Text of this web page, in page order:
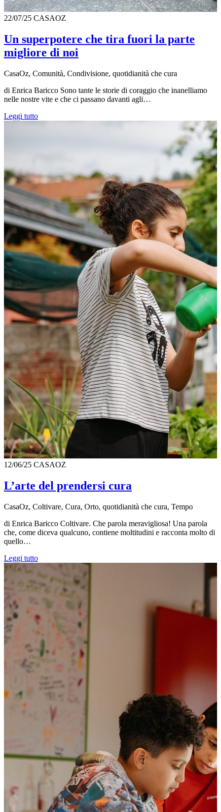
22/07/25 CASAOZ
Un superpotere che tira fuori la parte
migliore di noi
CasaOz, Comunità, Condivisione, quotidianità che cura
di Enrica Baricco Sono tante le storie di coraggio che inanelliamo
nelle nostre vite e che ci passano davanti agli…
Leggi tutto
12/06/25 CASAOZ
L’arte del prendersi cura
CasaOz, Coltivare, Cura, Orto, quotidianità che cura, Tempo
di Enrica Baricco Coltivare. Che parola meravigliosa! Una parola
che, come diceva qualcuno, contiene moltitudini e racconta molto di
quello…
Leggi tutto